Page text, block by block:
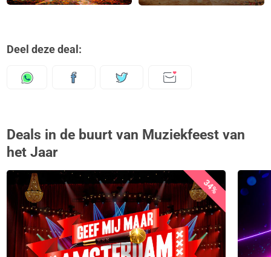
Deel deze deal:
Deals in de buurt van Muziekfeest van
het Jaar
34%